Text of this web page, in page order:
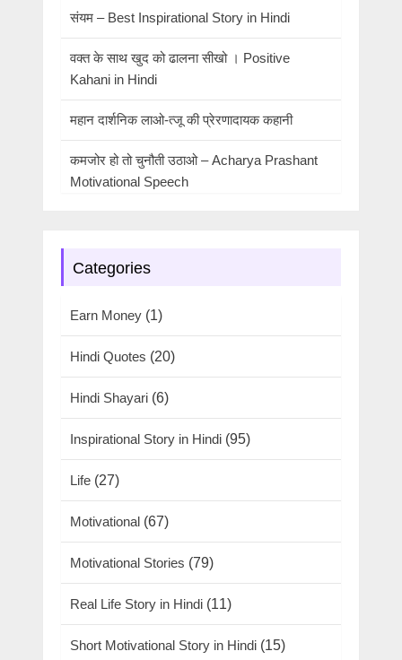
संयम – Best Inspirational Story in Hindi
वक्त के साथ खुद को ढालना सीखो । Positive
Kahani in Hindi
महान दार्शनिक लाओ-त्जू की प्रेरणादायक कहानी
कमजोर हो तो चुनौती उठाओ – Acharya Prashant
Motivational Speech
Categories
Earn Money (1)
Hindi Quotes (20)
Hindi Shayari (6)
Inspirational Story in Hindi (95)
Life (27)
Motivational (67)
Motivational Stories (79)
Real Life Story in Hindi (11)
Short Motivational Story in Hindi (15)